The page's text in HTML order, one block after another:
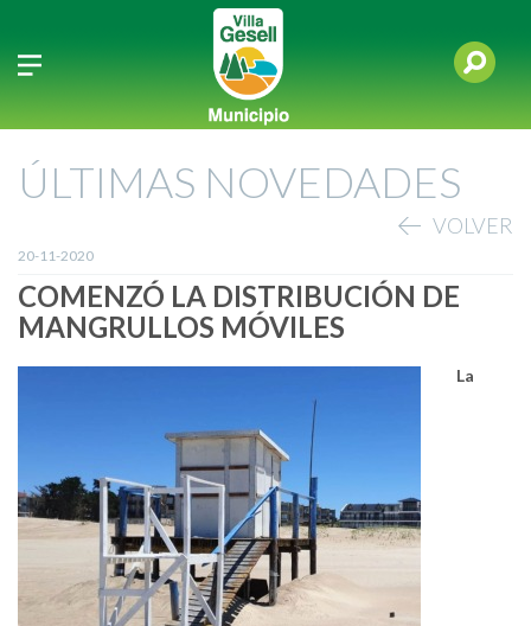
ÚLTIMAS NOVEDADES
VOLVER
20-11-2020
COMENZÓ LA DISTRIBUCIÓN DE
MANGRULLOS MÓVILES
La